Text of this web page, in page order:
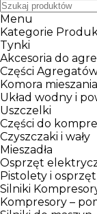
Menu
Kategorie
Tynki
Akcesoria do
Części
Komora mieszania
Układ wodny i
Uszczelki
Części do
Czyszczaki i wały
Mieszadła
Osprzęt
Pistolety i osprzęt
Silniki
Kompresory –